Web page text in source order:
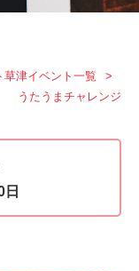
草津イベント一覧
うたうまチャレンジ